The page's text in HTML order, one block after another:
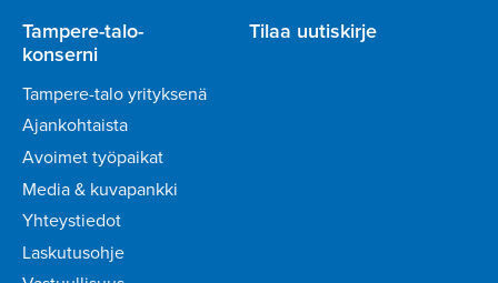
Tampere-talo-
konserni
Tampere-talo yrityksenä
Ajankohtaista
Avoimet työpaikat
Media & kuvapankki
Yhteystiedot
Laskutusohje
Tilaa uutiskirje